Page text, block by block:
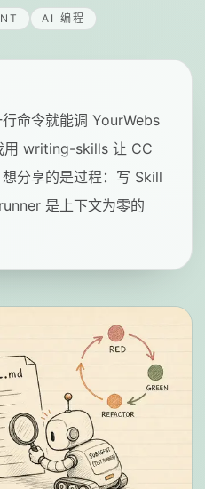
AI 编程
命令就能调 YourWebs
用 writing-skills 让 CC
分享的是过程：写 Skill
是上下文为零的